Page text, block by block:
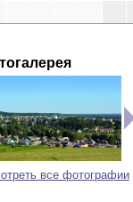
все фотографии